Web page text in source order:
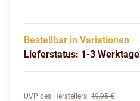
Bestellbar in Variationen
Lieferstatus: 1-3 Werktage
UVP des Herstellers: 49,95 €